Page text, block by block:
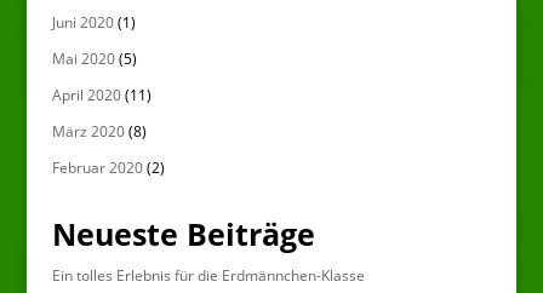
Juni 2020(1)
Mai 2020(5)
April 2020(11)
März 2020(8)
Februar 2020(2)
Neueste Beiträge
Ein tolles Erlebnis für die Erdmännchen-Klasse